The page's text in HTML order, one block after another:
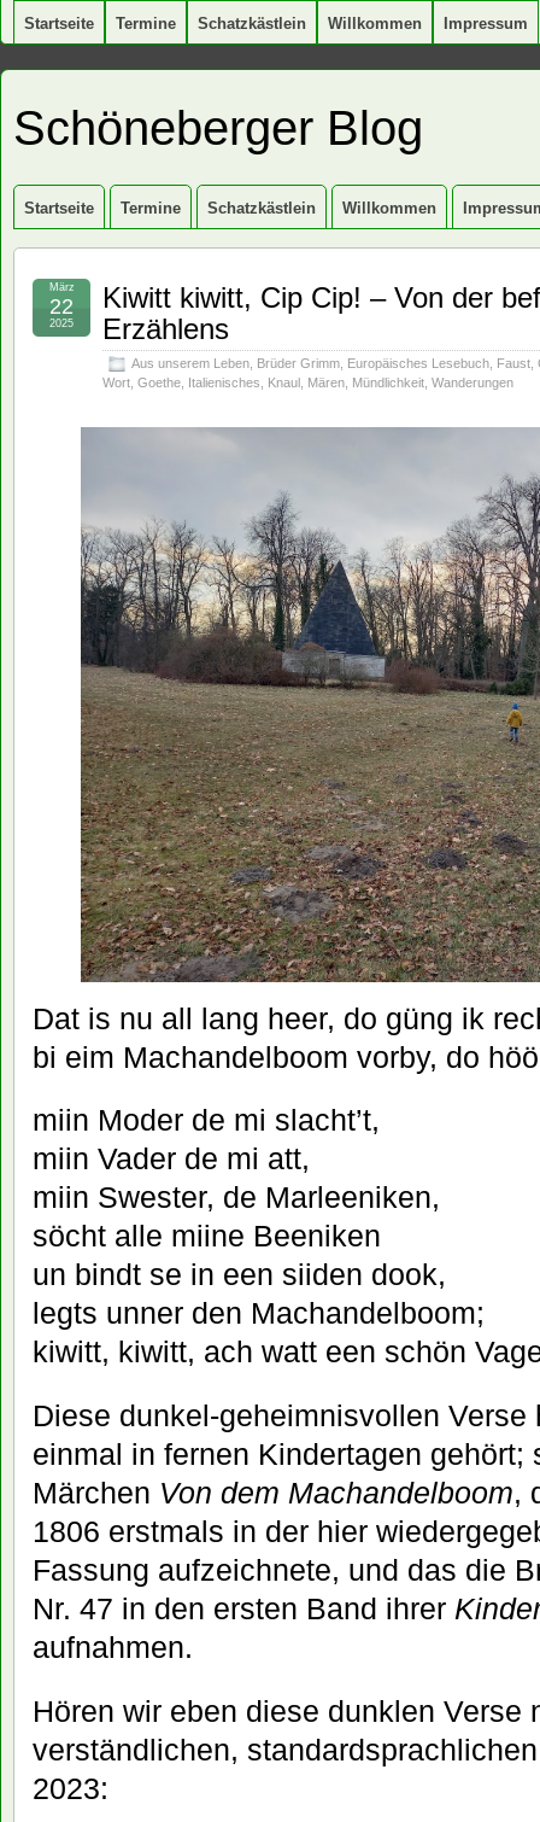
Startseite Termine Schatzkästlein Willkommen Impressum
Schöneberger Blog
Startseite Termine Schatzkästlein Willkommen
Kiwitt kiwitt, Cip Cip! – Von der
Erzählens
Aus unserem Leben Brüder Grimm Europäisches Lesebuch Faust
Wort Goethe Italienisches Knaul Mären Mündlichkeit Wanderungen
März
22
2025
Dat is nu all lang heer, do güng ik
bi eim Machandelboom vorby, do
miin Moder de mi slacht’t,
miin Vader de mi att,
miin Swester, de Marleeniken,
söcht alle miine Beeniken
un bindt se in een siiden dook,
legts unner den Machandelboom;
kiwitt, kiwitt, ach watt een schön
Diese dunkel-geheimnisvollen Verse
einmal in fernen Kindertagen gehört;
Märchen Von dem Machandelboom,
1806 erstmals in der hier
Fassung aufzeichnete, und das die
Nr. 47 in den ersten Band ihrer
aufnahmen.
Hören wir eben diese dunklen Verse
verständlichen,
2023: